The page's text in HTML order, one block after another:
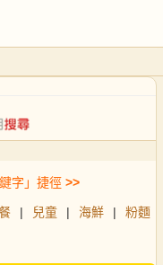
字」捷徑 >>
| 兒童 | 海鮮 |
粉麵